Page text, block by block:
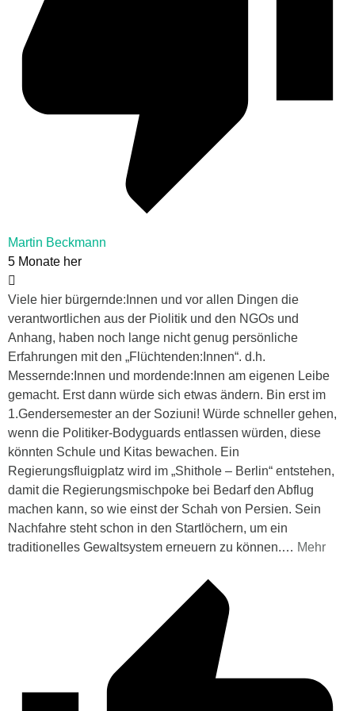
Martin Beckmann
5 Monate her
Viele hier bürgernde:Innen und vor allen Dingen die
verantwortlichen aus der Piolitik und den NGOs und
Anhang, haben noch lange nicht genug persönliche
Erfahrungen mit den „Flüchtenden:Innen“. d.h.
Messernde:Innen und mordende:Innen am eigenen Leibe
gemacht. Erst dann würde sich etwas ändern. Bin erst im
1.Gendersemester an der Soziuni! Würde schneller gehen,
wenn die Politiker-Bodyguards entlassen würden, diese
könnten Schule und Kitas bewachen. Ein
Regierungsfluigplatz wird im „Shithole – Berlin“ entstehen,
damit die Regierungsmischpoke bei Bedarf den Abflug
machen kann, so wie einst der Schah von Persien. Sein
Nachfahre steht schon in den Startlöchern, um ein
traditionelles Gewaltsystem erneuern zu können.… Mehr